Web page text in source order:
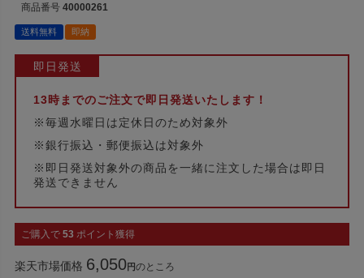
商品番号 40000261
送料無料 即納
即日発送
13時までのご注文で即日発送いたします！
※毎週水曜日は定休日のため対象外
※銀行振込・郵便振込は対象外
※即日発送対象外の商品を一緒に注文した場合は即日
発送できません
ご購入で 53 ポイント獲得
楽天市場価格 6,050 のところ